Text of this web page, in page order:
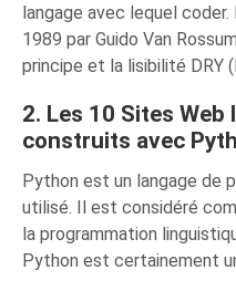
langage avec lequel
1989 par Guido Van
principe et la lisibilité DRY
2. Les 10 Sites
construits avec
Python est un langage de
utilisé. Il est considéré
la programmation
Python est certainement